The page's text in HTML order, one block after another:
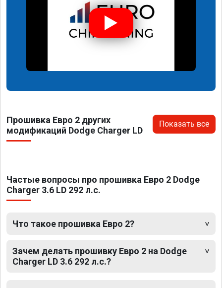
Прошивка Евро 2 других
модификаций Dodge Charger LD
Показать все
Частые вопросы про прошивка Евро 2 Dodge
Charger 3.6 LD 292 л.с.
Что такое прошивка Евро 2?
Зачем делать прошивку Евро 2 на Dodge
Charger LD 3.6 292 л.с.?